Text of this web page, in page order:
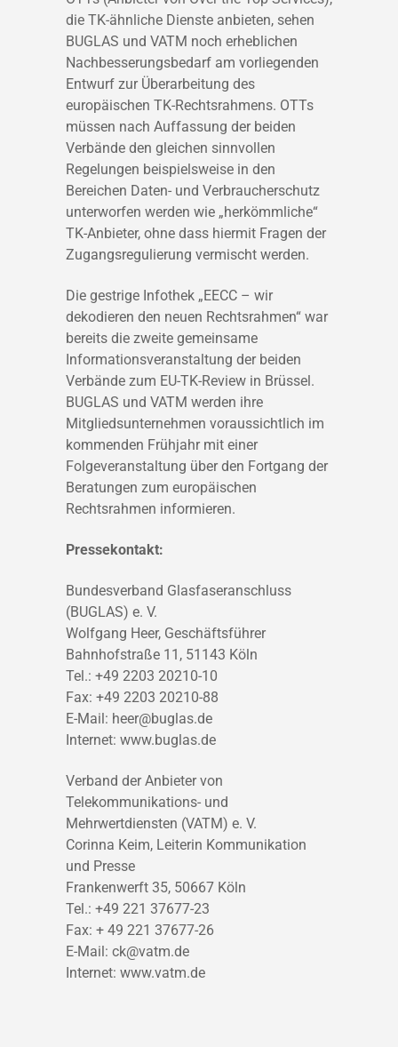
die TK-ähnliche Dienste anbieten, sehen
BUGLAS und VATM noch erheblichen
Nachbesserungsbedarf am vorliegenden
Entwurf zur Überarbeitung des
europäischen TK-Rechtsrahmens. OTTs
müssen nach Auffassung der beiden
Verbände den gleichen sinnvollen
Regelungen beispielsweise in den
Bereichen Daten- und Verbraucherschutz
unterworfen werden wie „herkömmliche“
TK-Anbieter, ohne dass hiermit Fragen der
Zugangsregulierung vermischt werden.
Die gestrige Infothek „EECC – wir
dekodieren den neuen Rechtsrahmen“ war
bereits die zweite gemeinsame
Informationsveranstaltung der beiden
Verbände zum EU-TK-Review in Brüssel.
BUGLAS und VATM werden ihre
Mitgliedsunternehmen voraussichtlich im
kommenden Frühjahr mit einer
Folgeveranstaltung über den Fortgang der
Beratungen zum europäischen
Rechtsrahmen informieren.
Pressekontakt:
Bundesverband Glasfaseranschluss
(BUGLAS) e. V.
Wolfgang Heer, Geschäftsführer
Bahnhofstraße 11, 51143 Köln
Tel.: +49 2203 20210-10
Fax: +49 2203 20210-88
E-Mail: heer@buglas.de
Internet: www.buglas.de
Verband der Anbieter von
Telekommunikations- und
Mehrwertdiensten (VATM) e. V.
Corinna Keim, Leiterin Kommunikation
und Presse
Frankenwerft 35, 50667 Köln
Tel.: +49 221 37677-23
Fax: + 49 221 37677-26
E-Mail: ck@vatm.de
Internet: www.vatm.de